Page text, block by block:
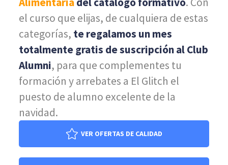
el curso que elijas, de cualquiera de estas
categorías, te regalamos un mes
totalmente gratis de suscripción al Club
Alumni, para que complementes tu
formación y arrebates a El Glitch el
puesto de alumno excelente de la
navidad.
VER OFERTAS DE CALIDAD